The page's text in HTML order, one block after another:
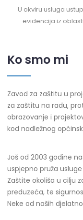
U okviru usluga
evidencija iz
Ko smo mi
Zavod za zaštitu u
za zaštitu na radu,
obrazovanje i
kod nadležnog
Još od 2003 godine
uspjepno pruža
Zaštite okoliša u cilju
preduzeća, te
Neke od naših